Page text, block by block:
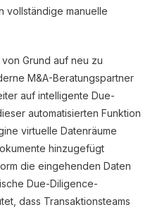
vollständige manuelle
Grund auf neu zu
M&A-Beratungspartner
auf intelligente Due-
automatisierten Funktion
virtuelle Datenräume
hinzugefügt
die eingehenden Daten
Due-Diligence-
dass Transaktionsteams